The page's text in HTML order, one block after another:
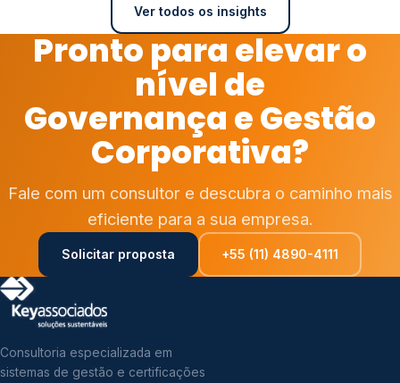
Ver todos os insights
Pronto para elevar o
nível de
Governança e Gestão
Corporativa?
Fale com um consultor e descubra o caminho mais
eficiente para a sua empresa.
Solicitar proposta +55 (11) 4890-4111
Consultoria especializada em
sistemas de gestão e certificações